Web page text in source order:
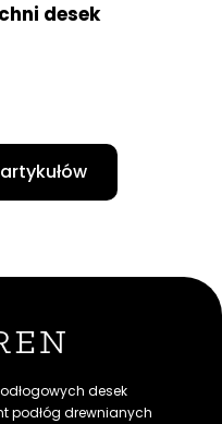
desek
desek
podłóg drewnianych